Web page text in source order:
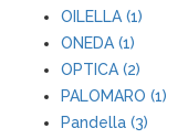
OILELLA (1)
ONEDA (1)
OPTICA (2)
PALOMARO (1)
Pandella (3)